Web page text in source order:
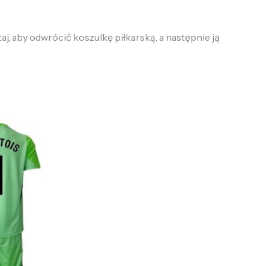
aby odwrócić koszulkę piłkarską, a następnie ją